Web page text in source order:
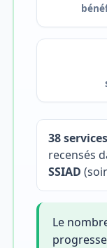
38
recensés
SSIAD
Le